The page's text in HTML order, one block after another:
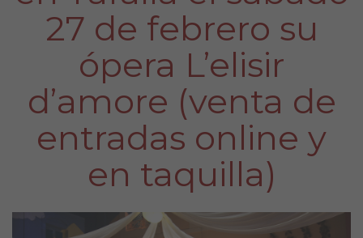
27 de febrero su
ópera L’elisir
d’amore (venta de
entradas online y
en taquilla)